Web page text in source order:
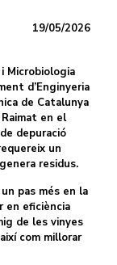
19/05/2026
Microbiologia
d’Enginyeria
de Catalunya
en el
depuració
un
residus.
pas més en la
en eficiència
de les vinyes
com millorar